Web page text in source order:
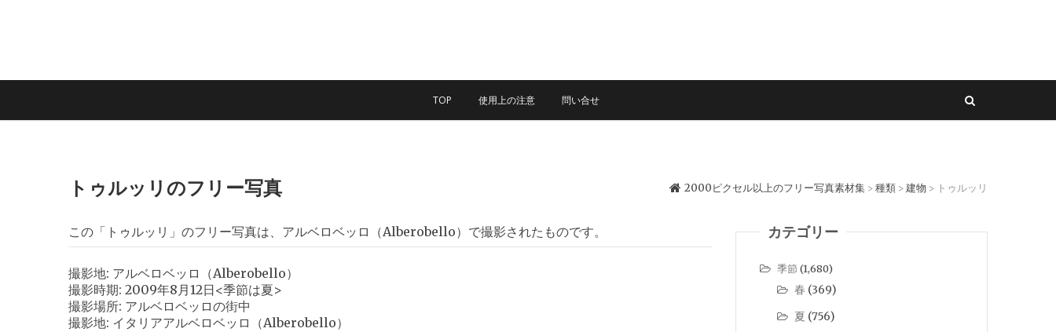
TOP 使用上の注意 問い合せ
トゥルッリのフリー写真 2000ピクセル以上のフリー写真素材集 > 種類 > 建物 > トゥルッリ
この「トゥルッリ」のフリー写真は、アルベロベッロ（Alberobello）で撮影されたものです。
撮影地: アルベロベッロ（Alberobello）
撮影時期: 2009年8月12日<季節は夏>
撮影場所: アルベロベッロの街中
撮影地: イタリアアルベロベッロ（Alberobello）
カテゴリー
季節 (1,680)
春 (369)
夏 (756)